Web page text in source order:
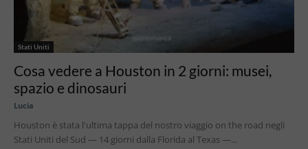
Stati Uniti
Cosa vedere a Houston in 2 giorni: musei,
spazio e dinosauri
Lucia
Houston è stata l'ultima tappa del nostro viaggio on the road negli
Stati Uniti del Sud — 14 giorni dalla Florida al Texas —...